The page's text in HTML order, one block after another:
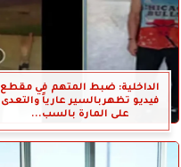
الداخلية: ضبط المتهم في مقطع
فيديو تظهربالسير عارياً والتعدى
على المارة بالسب...